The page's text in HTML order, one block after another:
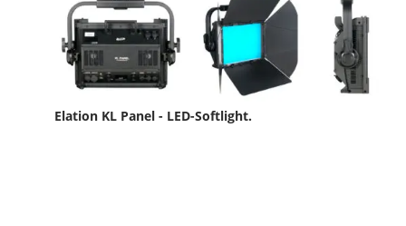
Elation KL Panel - LED-Softlight.